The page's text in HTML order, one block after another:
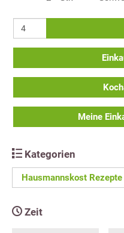
Meine
Kategorien
Hausmannskost Rezepte
Zeit